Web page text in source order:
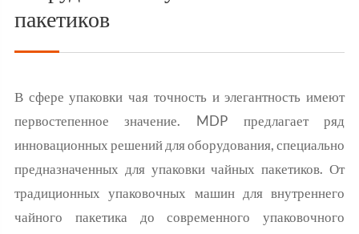
пакетиков
В сфере упаковки чая точность и элегантность имеют
первостепенное значение. MDP предлагает ряд
инновационных решений для оборудования, специально
предназначенных для упаковки чайных пакетиков. От
традиционных упаковочных машин для внутреннего
чайного пакетика до современного упаковочного